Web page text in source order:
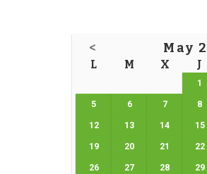
< May
L M X J
1
5 6 7 8
12 13 14 15
19 20 21 22
26 27 28 29